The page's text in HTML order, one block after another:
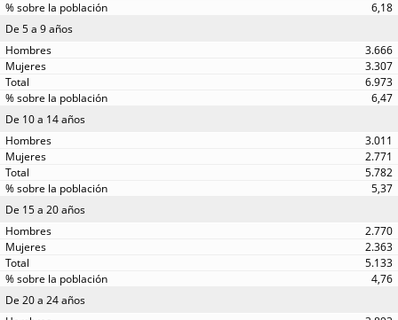
6,18
De 5 a 9 años
3.666
3.307
6.973
6,47
De 10 a 14 años
3.011
2.771
5.782
5,37
De 15 a 20 años
2.770
2.363
5.133
4,76
De 20 a 24 años